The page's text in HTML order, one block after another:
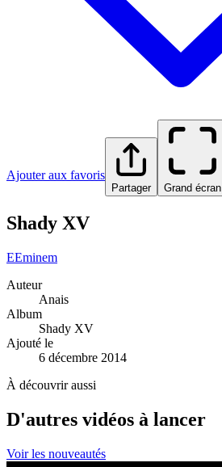
Ajouter aux favoris
Partager Grand écran
Shady XV
EEminem
Auteur
Anais
Album
Shady XV
Ajouté le
6 décembre 2014
À découvrir aussi
D'autres vidéos à lancer
Voir les nouveautés